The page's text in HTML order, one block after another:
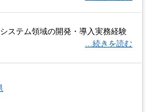
ステム領域の開発・導入実務経験
…続きを読む